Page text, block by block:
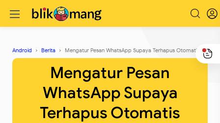
Android Berita Mengatur Pesan WhatsApp Supaya Terhapus Otomatis
Mengatur Pesan
WhatsApp Supaya
Terhapus Otomatis